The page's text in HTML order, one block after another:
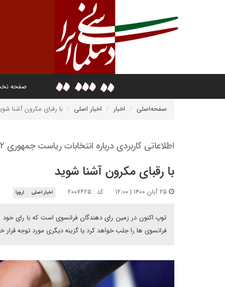
صفحه
صفحه‌اصلی اخبار اخبار اصلی با رقبای مکرون آشنا
اطلاعاتی کاربردی درباره انتخابات ریاست جمهوری ۲۰۲۲ فرانسه
با رقبای مکرون آشنا شوید
کد : ۲۰۰۷۶۲۵ اخبار اصلی اروپا
توپ اکنون در زمین رای دهندگان فرانسوی است که با رای خود
فرانسوی ها را جلب خواهد کرد یا گزینه دیگری مورد توجه